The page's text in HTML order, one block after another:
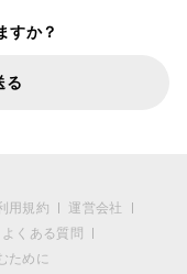
すか？
る
用規約
運営会社
よくある質問
ために